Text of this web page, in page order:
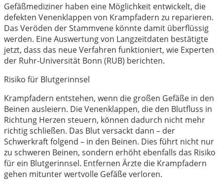
Gefäßmediziner haben eine Möglichkeit entwickelt, die
defekten Venenklappen von Krampfadern zu reparieren.
Das Veröden der Stammvene könnte damit überflüssig
werden. Eine Auswertung von Langzeitdaten bestätigte
jetzt, dass das neue Verfahren funktioniert, wie Experten
der Ruhr-Universität Bonn (RUB) berichten.
Risiko für Blutgerinnsel
Krampfadern entstehen, wenn die großen Gefäße in den
Beinen ausleiern. Die Venenklappen, die den Blutfluss in
Richtung Herzen steuern, können dadurch nicht mehr
richtig schließen. Das Blut versackt dann – der
Schwerkraft folgend – in den Beinen. Dies führt nicht nur
zu schweren Beinen, sondern erhöht ebenfalls das Risiko
für ein Blutgerinnsel. Entfernen Ärzte die Krampfadern
gehen mitunter wertvolle Gefäße verloren.